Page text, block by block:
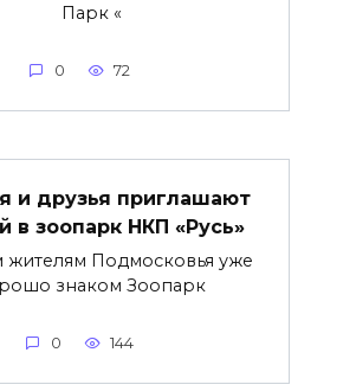
Парк «
0 72
и друзья приглашают
в зоопарк НКП «Русь»
Подмосковья уже
знаком Зоопарк
0 144